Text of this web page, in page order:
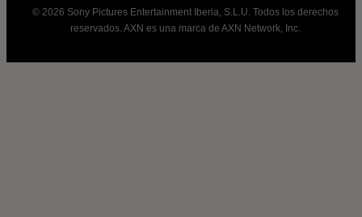
© 2026 Sony Pictures Entertainment Iberia, S.L.U. Todos los derechos
reservados. AXN es una marca de AXN Network, Inc.